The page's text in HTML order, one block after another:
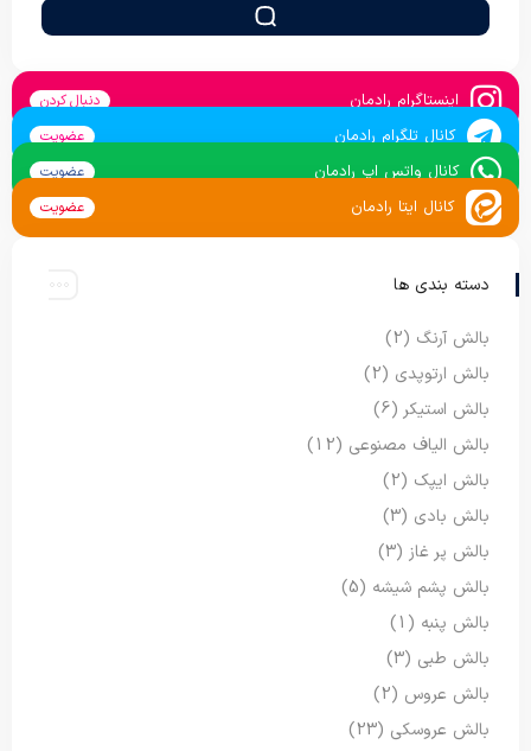
اینستاگرام رادمان دنبال کردن
کانال تلگرام رادمان عضویت
کانال واتس اپ رادمان عضویت
کانال ایتا رادمان عضویت
دسته بندی ها
بالش آرنگ (2)
بالش ارتوپدی (2)
بالش استیکر (6)
بالش الیاف مصنوعی (12)
بالش ایپک (2)
بالش بادی (3)
بالش پر غاز (3)
بالش پشم شیشه (5)
بالش پنبه (1)
بالش طبی (3)
بالش عروس (2)
بالش عروسکی (23)